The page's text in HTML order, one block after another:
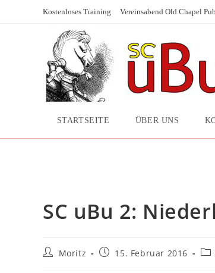
Kostenloses Training Vereinsabend Old Chapel Pub
STARTSEITE ÜBER UNS
SC uBu 2:
Beitrags-
Moritz
Beitrag15. Februar 2016